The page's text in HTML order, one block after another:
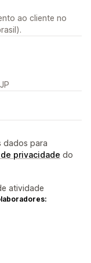
ao cliente no
dados para
privacidade do
atividade